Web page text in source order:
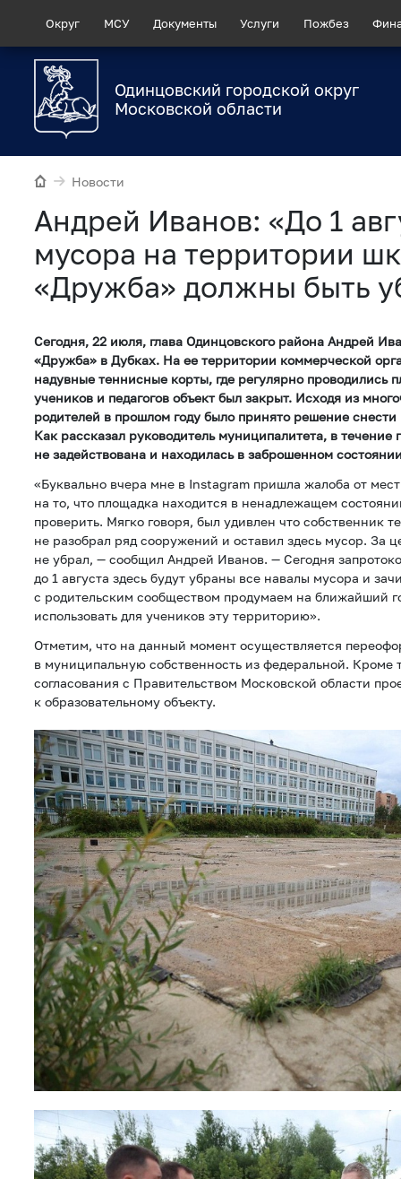
Округ МСУ Документы Услуги Пожбез
Одинцовский городской округ
Московской области
Новости
Андрей Иванов: «До 1
мусора на территории
«Дружба» должны быть
Сегодня, 22 июля, глава Одинцовского района Андрей
«Дружба» в Дубках. На ее территории коммерческой
надувные теннисные корты, где регулярно проводились
учеников и педагогов объект был закрыт. Исходя из
родителей в прошлом году было принято решение
Как рассказал руководитель муниципалитета, в течение
не задействована и находилась в заброшенном
«Буквально вчера мне в Instagram пришла жалоба от
на то, что площадка находится в ненадлежащем
проверить. Мягко говоря, был удивлен что собственник
не разобрал ряд сооружений и оставил здесь мусор. За
не убрал, — сообщил Андрей Иванов. — Сегодня
до 1 августа здесь будут убраны все навалы мусора и
с родительским сообществом продумаем на ближайший
использовать для учеников эту территорию».
Отметим, что на данный момент осуществляется
в муниципальную собственность из федеральной. Кроме
согласования с Правительством Московской области
к образовательному объекту.